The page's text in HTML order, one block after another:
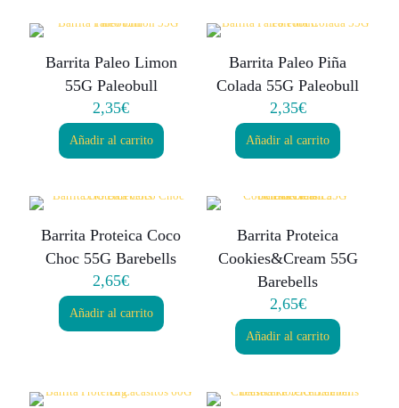
Barrita Paleo Limon
55G Paleobull
2,35€
Añadir al carrito
Barrita Paleo Piña
Colada 55G Paleobull
2,35€
Añadir al carrito
Barrita Proteica Coco
Choc 55G Barebells
2,65€
Añadir al carrito
Barrita Proteica
Cookies&Cream 55G
Barebells
2,65€
Añadir al carrito